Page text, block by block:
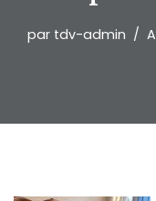
par tdv-admin